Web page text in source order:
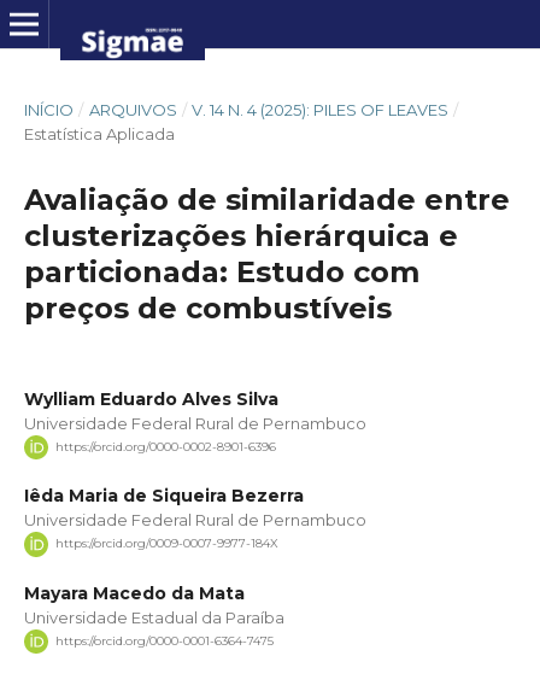
INÍCIO / ARQUIVOS / V. 14 N. 4 (2025): PILES OF LEAVES /
Estatística Aplicada
Avaliação de similaridade entre
clusterizações hierárquica e
particionada: Estudo com
preços de combustíveis
Wylliam Eduardo Alves Silva
Universidade Federal Rural de Pernambuco
https://orcid.org/0000-0002-8901-6396
Iêda Maria de Siqueira Bezerra
Universidade Federal Rural de Pernambuco
https://orcid.org/0009-0007-9977-184X
Mayara Macedo da Mata
Universidade Estadual da Paraíba
https://orcid.org/0000-0001-6364-7475